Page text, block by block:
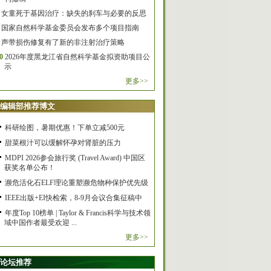
女童死于基因治疗：缺失的刹车与必要的反思
国家自然科学基金委员会发布多个项目指南
声带损伤修复有了新的非注射治疗策略
2026年度黑龙江省自然科学基金拟资助项目公
示
更多>>
编辑部推荐博文
科研绘图，暑期优惠！下单立减500元
甜菜根汁可以缓解怀孕对肾脏的压力
MDPI 2026参会旅行奖 (Travel Award) 中国区
获奖名单公布！
濒危活化石ELF理论重塑濒危物种保护优先级
IEEE出版+EI快检索，8-9月会议合集征稿中
年度Top 10榜单 | Taylor & Francis科学与技术领
域中国作者最受欢迎 ...
更多>>
论坛推荐